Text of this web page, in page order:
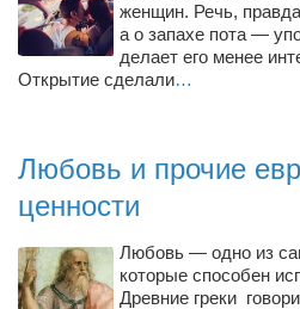
Багетный двор
МАГАЗИН
«Траверс» —
Журналисты
Александр Гвоздик
Александр Кугук
женщин. Речь,
а о запахе пота —
делает его менее
Открытие сделали…
Любовь и прочие
ценности
Любовь — одно из
которые способен
Древние греки